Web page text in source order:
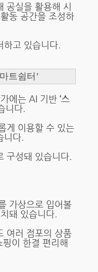
공실을 활용해 시
동 공간을 조성하
고 있습니다.
트쉼터’
에는 AI 기반‘스
니다.
게 이용할 수 있는
다.
구성돼 있습니다.
가상으로 입어볼
돼 있습니다.
여러 점포의 상품
이 한결 편리해